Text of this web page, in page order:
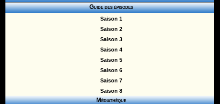
Guide des épisodes
Saison 1
Saison 2
Saison 3
Saison 4
Saison 5
Saison 6
Saison 7
Saison 8
Médiathèque